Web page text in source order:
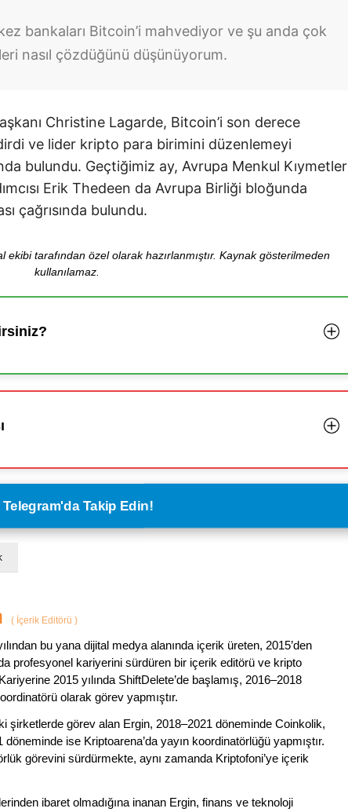
bankaları Bitcoin’i mahvediyor ve şu anda çok
nasıl çözdüğünü düşünüyorum.
Christine Lagarde, Bitcoin’i son derece
ve lider kripto para birimini düzenlemeyi
bulundu. Geçtiğimiz ay, Avrupa Menkul Kıymetler
Erik Thedeen da Avrupa Birliği bloğunda
çağrısında bulundu.
tarafından özel olarak hazırlanmıştır. Kaynak gösterilmeden
kullanılamaz.
Telegram'da Takip Edin!
( İçerik Editörü )
bu yana dijital medya alanında içerik üreten, 2015’den
profesyonel kariyerini sürdüren bir içerik editörü ve kripto
2015 yılında ShiftDelete’de başlamış, 2016–2018
olarak görev yapmıştır.
şirketlerde görev alan Ergin, 2018–2021 döneminde Coinkolik,
ise Kriptoarena’da yayın koordinatörlüğü yapmıştır.
görevini sürdürmekte, aynı zamanda Kriptofoni’ye içerik
ibaret olmadığına inanan Ergin, finans ve teknoloji